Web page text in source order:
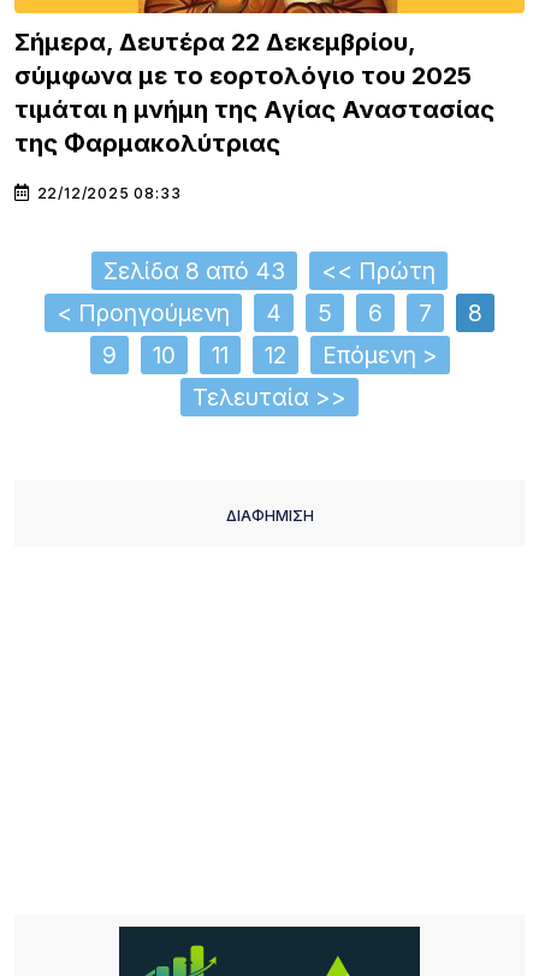
Σήμερα, Δευτέρα 22 Δεκεμβρίου,
σύμφωνα με το εορτολόγιο του 2025
τιμάται η μνήμη της Αγίας Αναστασίας
της Φαρμακολύτριας
22/12/2025 08:33
Σελίδα 8 από 43
<< Πρώτη
< Προηγούμενη
4 5 6 7
8
9
10 11 12
Επόμενη >
Τελευταία >>
ΔΙΑΦΗΜΙΣΗ